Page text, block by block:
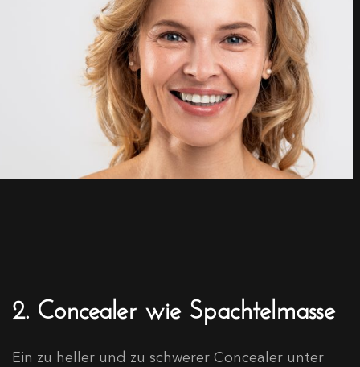
2. Concealer wie Spachtelmasse
Ein zu heller und zu schwerer Concealer unter